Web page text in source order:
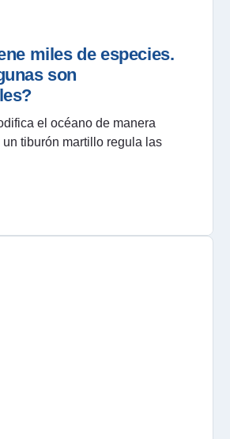
miles de especies.
son
el océano de manera
tiburón martillo regula las